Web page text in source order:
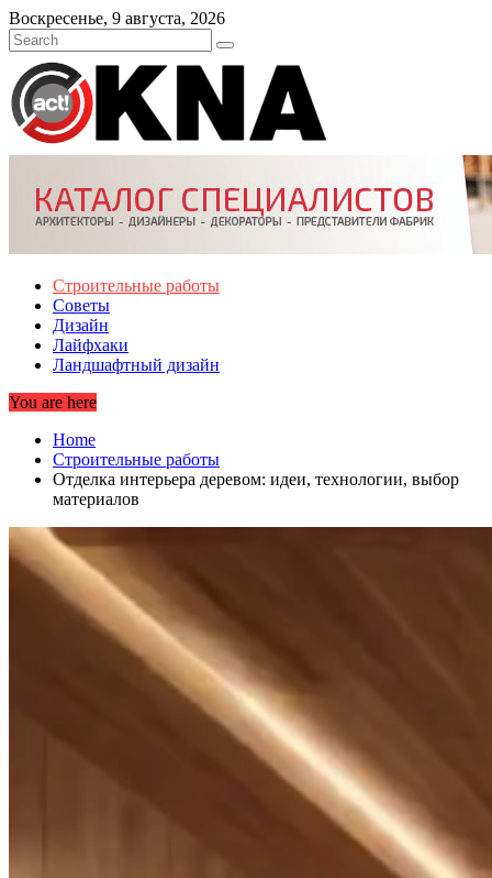
Skip
to
content
Воскресенье, 9 августа, 2026
Строительные работы
Советы
Дизайн
Лайфхаки
Ландшафтный дизайн
You are here
Home
Строительные работы
Отделка интерьера деревом: идеи, технологии, выбор
материалов